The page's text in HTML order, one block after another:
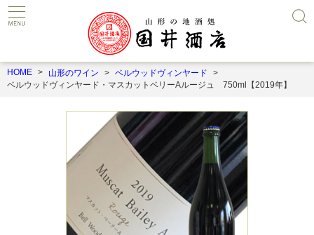
HOME 山形のワイン
ベルウッドヴィンヤード
ベルウッドヴィンヤード・マスカットベリーAルージュ 750ml【2019年】